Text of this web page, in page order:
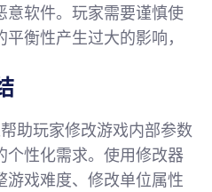
意软件。玩家需要谨慎使
衡性产生过大的影响，
助玩家修改游戏内部参数
个性化需求。使用修改器
游戏难度、修改单位属性